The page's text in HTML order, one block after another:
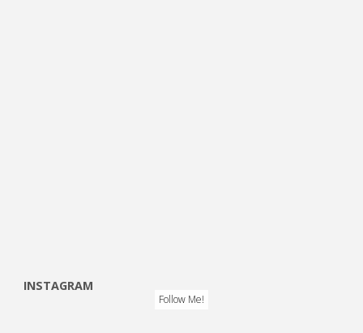
INSTAGRAM
Follow Me!